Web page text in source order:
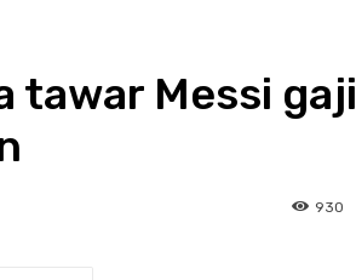
tawar Messi gaji
930